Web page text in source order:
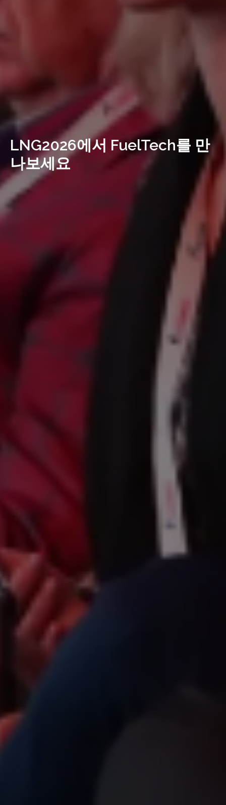
LNG2026에서 FuelTech를 만
나보세요